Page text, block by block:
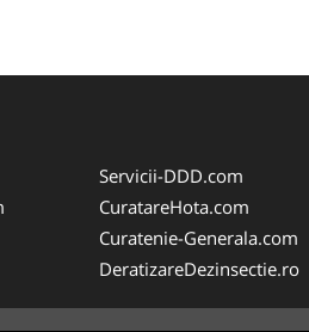
Servicii-DDD.com
CuratareHota.com
Curatenie-Generala.com
DeratizareDezinsectie.ro